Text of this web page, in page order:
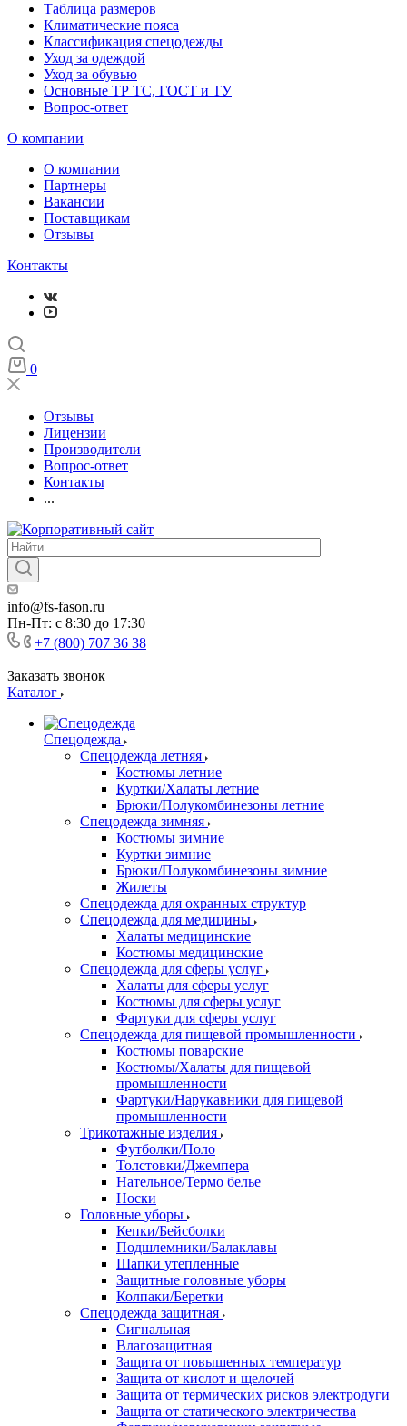
Таблица размеров
Климатические пояса
Классификация спецодежды
Уход за одеждой
Уход за обувью
Основные ТР ТС, ГОСТ и ТУ
Вопрос-ответ
О компании
О компании
Партнеры
Вакансии
Поставщикам
Отзывы
Контакты
0
Отзывы
Лицензии
Производители
Вопрос-ответ
Контакты
...
info@fs-fason.ru
Пн-Пт: с 8:30 до 17:30
+7 (800) 707 36 38
Заказать звонок
Каталог
Спецодежда
Спецодежда летняя
Костюмы летние
Куртки/Халаты летние
Брюки/Полукомбинезоны летние
Спецодежда зимняя
Костюмы зимние
Куртки зимние
Брюки/Полукомбинезоны зимние
Жилеты
Спецодежда для охранных структур
Спецодежда для медицины
Халаты медицинские
Костюмы медицинские
Спецодежда для сферы услуг
Халаты для сферы услуг
Костюмы для сферы услуг
Фартуки для сферы услуг
Спецодежда для пищевой промышленности
Костюмы поварские
Костюмы/Халаты для пищевой
промышленности
Фартуки/Нарукавники для пищевой
промышленности
Трикотажные изделия
Футболки/Поло
Толстовки/Джемпера
Нательное/Термо белье
Носки
Головные уборы
Кепки/Бейсболки
Подшлемники/Балаклавы
Шапки утепленные
Защитные головные уборы
Колпаки/Беретки
Спецодежда защитная
Сигнальная
Влагозащитная
Защита от повышенных температур
Защита от кислот и щелочей
Защита от термических рисков электродуги
Защита от статического электричества